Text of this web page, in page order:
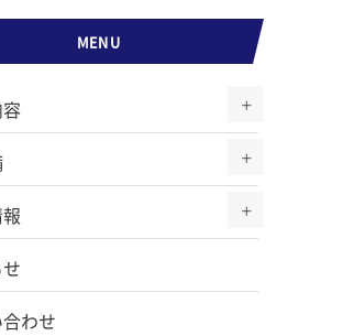
MENU
わせ